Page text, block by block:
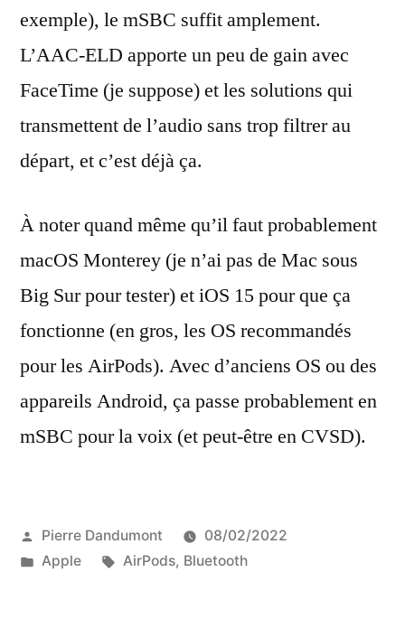
exemple), le mSBC suffit amplement.
L’AAC-ELD apporte un peu de gain avec
FaceTime (je suppose) et les solutions qui
transmettent de l’audio sans trop filtrer au
départ, et c’est déjà ça.
À noter quand même qu’il faut probablement
macOS Monterey (je n’ai pas de Mac sous
Big Sur pour tester) et iOS 15 pour que ça
fonctionne (en gros, les OS recommandés
pour les AirPods). Avec d’anciens OS ou des
appareils Android, ça passe probablement en
mSBC pour la voix (et peut-être en CVSD).
Publié
par
Pierre Dandumont
08/02/2022
Publié
Apple Étiquettes :
AirPods, Bluetooth